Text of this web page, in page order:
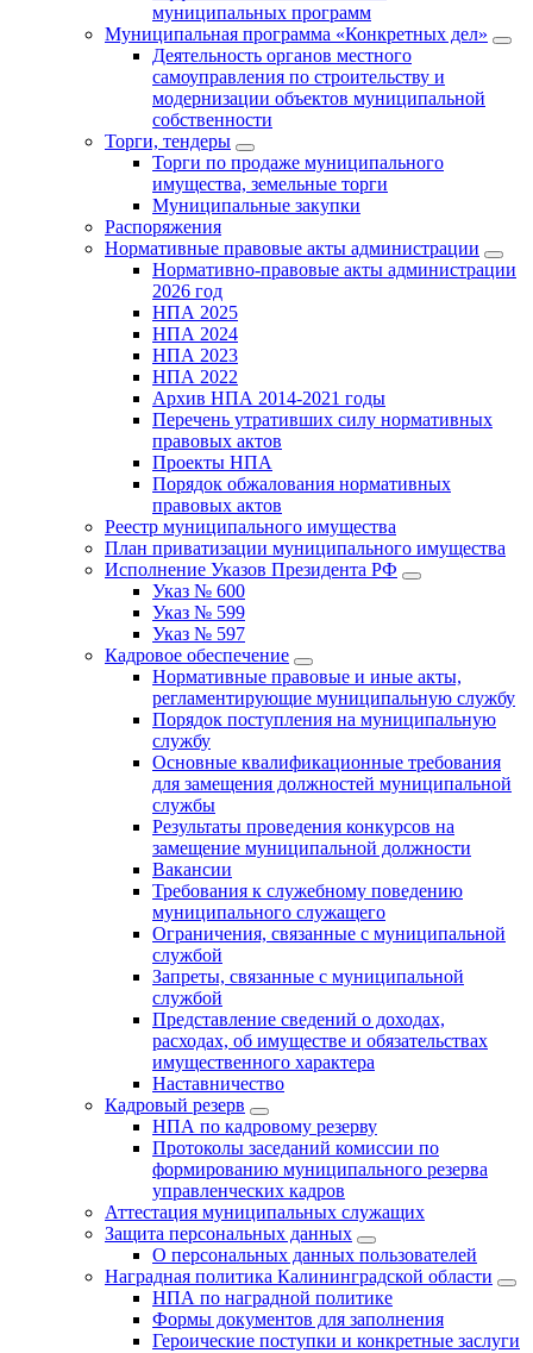
муниципальных программ
Муниципальная программа «Конкретных дел»
Деятельность органов местного
самоуправления по строительству и
модернизации объектов муниципальной
собственности
Торги, тендеры
Торги по продаже муниципального
имущества, земельные торги
Муниципальные закупки
Распоряжения
Нормативные правовые акты администрации
Нормативно-правовые акты администрации
2026 год
НПА 2025
НПА 2024
НПА 2023
НПА 2022
Архив НПА 2014-2021 годы
Перечень утративших силу нормативных
правовых актов
Проекты НПА
Порядок обжалования нормативных
правовых актов
Реестр муниципального имущества
План приватизации муниципального имущества
Исполнение Указов Президента РФ
Указ № 600
Указ № 599
Указ № 597
Кадровое обеспечение
Нормативные правовые и иные акты,
регламентирующие муниципальную службу
Порядок поступления на муниципальную
службу
Основные квалификационные требования
для замещения должностей муниципальной
службы
Результаты проведения конкурсов на
замещение муниципальной должности
Вакансии
Требования к служебному поведению
муниципального служащего
Ограничения, связанные с муниципальной
службой
Запреты, связанные с муниципальной
службой
Представление сведений о доходах,
расходах, об имуществе и обязательствах
имущественного характера
Наставничество
Кадровый резерв
НПА по кадровому резерву
Протоколы заседаний комиссии по
формированию муниципального резерва
управленческих кадров
Аттестация муниципальных служащих
Защита персональных данных
О персональных данных пользователей
Наградная политика Калининградской области
НПА по наградной политике
Формы документов для заполнения
Героические поступки и конкретные заслуги